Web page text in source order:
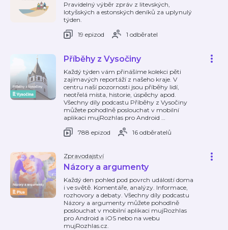
Pravidelný výběr zpráv z litevských,
lotyšských a estonských deníků za uplynulý
týden.
19 epizod
1 odběratel
Příběhy z Vysočiny
Každý týden vám přinášíme kolekci pěti
zajímavých reportáží z našeho kraje. V
centru naší pozornosti jsou příběhy lidí,
neotřelá místa, historie, úspěchy apod.
Všechny díly podcastu Příběhy z Vysočiny
můžete pohodlně poslouchat v mobilní
aplikaci mujRozhlas pro Android …
788 epizod
16 odběratelů
Zpravodajství
Názory a argumenty
Každý den pohled pod povrch událostí doma
i ve světě. Komentáře, analýzy. Informace,
rozhovory a debaty. Všechny díly podcastu
Názory a argumenty můžete pohodlně
poslouchat v mobilní aplikaci mujRozhlas
pro Android a iOS nebo na webu
mujRozhlas.cz.